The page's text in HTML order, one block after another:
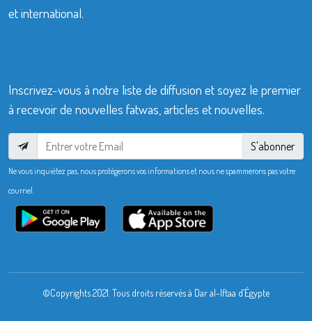
et international.
Inscrivez-vous à notre liste de diffusion et soyez le premier
à recevoir de nouvelles fatwas, articles et nouvelles.
S'abonner
Ne vous inquiétez pas, nous protégerons vos informations et nous ne spammerons pas votre
courriel.
©Copyrights 2021. Tous droits réservés à Dar al-Iftaa d’Égypte